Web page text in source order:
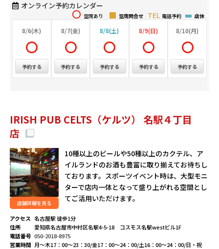
オンライン予約カレンダー
店休
電話予約
空席問合せ
空席あり
8/6(木)
予約する
8/7(金)
予約する
8/8(土)
予約する
8/9(日)
予約する
8/10(月)
予約する
IRISH PUB CELTS（ケルツ） 名駅４丁目
店
店舗詳細を見る
10種以上のビールや50種以上のカクテル、ア
イルランドのお酒も豊富に取り揃えてお待ちし
ております。スポーツイベント時は、大型モニ
ターで店内一体となって盛り上がれる空間とし
てご活用いただけます。
アクセス 名古屋駅 徒歩1分
住所
愛知県名古屋市中村区名駅4-5-18 コスモス名駅westビル1F
電話番号 050-2018-8975
営業時間 月～木17：00～23：30/金17：00～24：00/土16：00～24：00/日・祝